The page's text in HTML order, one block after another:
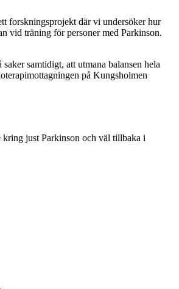
forskningsprojekt där vi undersöker hur
vid träning för personer med Parkinson.
samtidigt, att utmana balansen hela
på Kungsholmen
kring just Parkinson och väl tillbaka i